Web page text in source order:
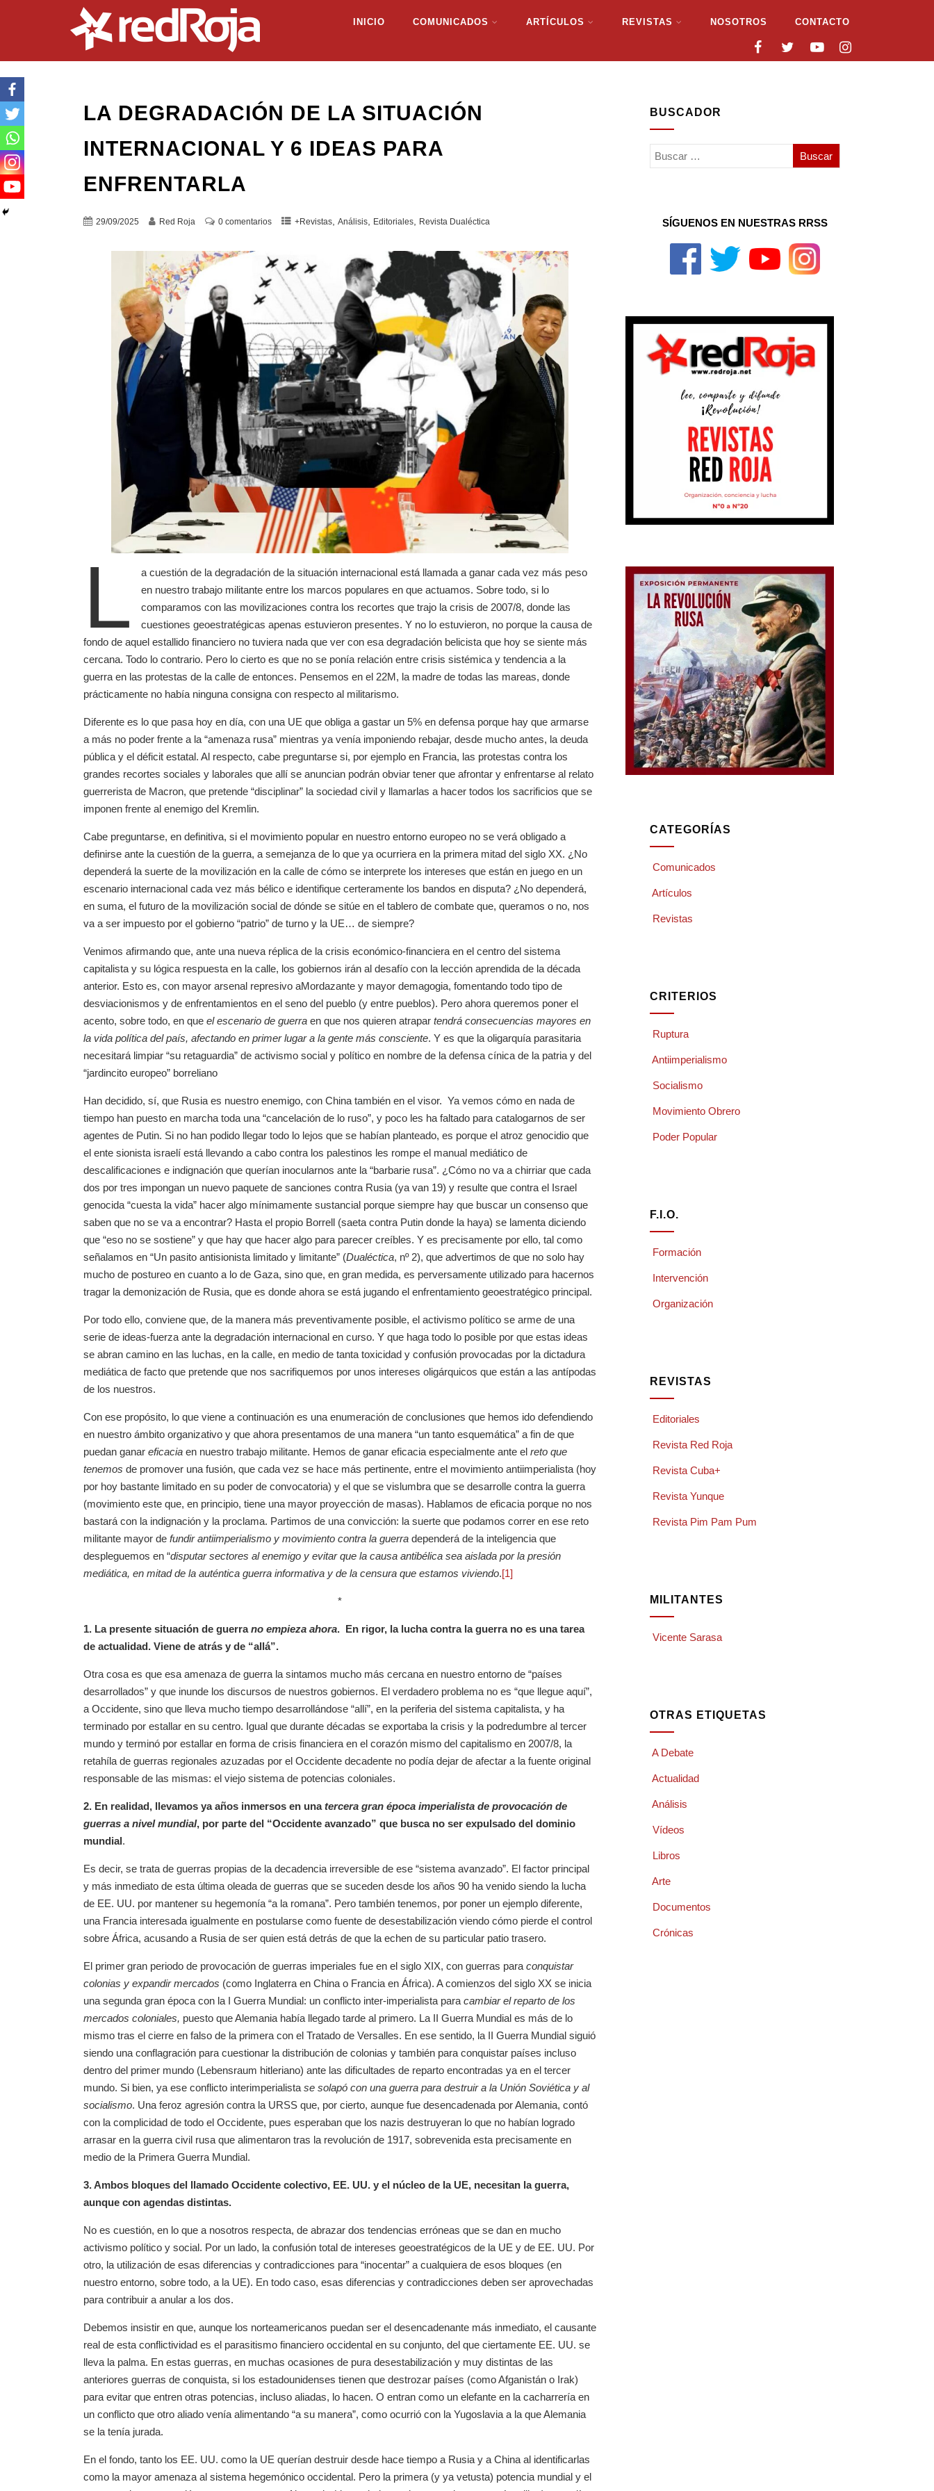
INICIO COMUNICADOS ARTÍCULOS REVISTAS NOSOTROS CONTACTO
LA DEGRADACIÓN DE LA SITUACIÓN
INTERNACIONAL Y 6 IDEAS PARA
ENFRENTARLA
29/09/2025 Red Roja 0 comentarios +Revistas ,Análisis Editoriales Revista Dualéctica
L
a cuestión de la degradación de la situación internacional está llamada a ganar cada vez más peso
en nuestro trabajo militante entre los marcos populares en que actuamos. Sobre todo, si lo
comparamos con las movilizaciones contra los recortes que trajo la crisis de 2007/8, donde las
cuestiones geoestratégicas apenas estuvieron presentes. Y no lo estuvieron, no porque la causa de
fondo de aquel estallido financiero no tuviera nada que ver con esa degradación belicista que hoy se siente más
cercana. Todo lo contrario. Pero lo cierto es que no se ponía relación entre crisis sistémica y tendencia a la
guerra en las protestas de la calle de entonces. Pensemos en el 22M, la madre de todas las mareas, donde
prácticamente no había ninguna consigna con respecto al militarismo.
Diferente es lo que pasa hoy en día, con una UE que obliga a gastar un 5% en defensa porque hay que armarse
a más no poder frente a la “amenaza rusa” mientras ya venía imponiendo rebajar, desde mucho antes, la deuda
pública y el déficit estatal. Al respecto, cabe preguntarse si, por ejemplo en Francia, las protestas contra los
grandes recortes sociales y laborales que allí se anuncian podrán obviar tener que afrontar y enfrentarse al relato
guerrerista de Macron, que pretende “disciplinar” la sociedad civil y llamarlas a hacer todos los sacrificios que se
imponen frente al enemigo del Kremlin.
Cabe preguntarse, en definitiva, si el movimiento popular en nuestro entorno europeo no se verá obligado a
definirse ante la cuestión de la guerra, a semejanza de lo que ya ocurriera en la primera mitad del siglo XX. ¿No
dependerá la suerte de la movilización en la calle de cómo se interprete los intereses que están en juego en un
escenario internacional cada vez más bélico e identifique certeramente los bandos en disputa? ¿No dependerá,
en suma, el futuro de la movilización social de dónde se sitúe en el tablero de combate que, queramos o no, nos
va a ser impuesto por el gobierno “patrio” de turno y la UE… de siempre?
Venimos afirmando que, ante una nueva réplica de la crisis económico-financiera en el centro del sistema
capitalista y su lógica respuesta en la calle, los gobiernos irán al desafío con la lección aprendida de la década
anterior. Esto es, con mayor arsenal represivo aMordazante y mayor demagogia, fomentando todo tipo de
desviacionismos y de enfrentamientos en el seno del pueblo (y entre pueblos). Pero ahora queremos poner el
acento, sobre todo, en que el escenario de guerra en que nos quieren atrapartendrá consecuencias mayores en
la vida política del país, afectando en primer lugar a la gente más consciente. Y es que la oligarquía parasitaria
necesitará limpiar “su retaguardia” de activismo social y político en nombre de la defensa cínica de la patria y del
“jardincito europeo” borreliano
Han decidido, sí, que Rusia es nuestro enemigo, con China también en el visor. Ya vemos cómo en nada de
tiempo han puesto en marcha toda una “cancelación de lo ruso”, y poco les ha faltado para catalogarnos de ser
agentes de Putin. Si no han podido llegar todo lo lejos que se habían planteado, es porque el atroz genocidio que
el ente sionista israelí está llevando a cabo contra los palestinos les rompe el manual mediático de
descalificaciones e indignación que querían inocularnos ante la “barbarie rusa”. ¿Cómo no va a chirriar que cada
dos por tres impongan un nuevo paquete de sanciones contra Rusia (ya van 19) y resulte que contra el Israel
genocida “cuesta la vida” hacer algo mínimamente sustancial porque siempre hay que buscar un consenso que
saben que no se va a encontrar? Hasta el propio Borrell (saeta contra Putin donde la haya) se lamenta diciendo
que “eso no se sostiene” y que hay que hacer algo para parecer creíbles. Y es precisamente por ello, tal como
señalamos en “Un pasito antisionista limitado y limitante” (Dualéctica, nº 2), que advertimos de que no solo hay
mucho de postureo en cuanto a lo de Gaza, sino que, en gran medida, es perversamente utilizado para hacernos
tragar la demonización de Rusia, que es donde ahora se está jugando el enfrentamiento geoestratégico principal.
Por todo ello, conviene que, de la manera más preventivamente posible, el activismo político se arme de una
serie de ideas-fuerza ante la degradación internacional en curso. Y que haga todo lo posible por que estas ideas
se abran camino en las luchas, en la calle, en medio de tanta toxicidad y confusión provocadas por la dictadura
mediática de facto que pretende que nos sacrifiquemos por unos intereses oligárquicos que están a las antípodas
de los nuestros.
Con ese propósito, lo que viene a continuación es una enumeración de conclusiones que hemos ido defendiendo
en nuestro ámbito organizativo y que ahora presentamos de una manera “un tanto esquemática” a fin de que
puedan ganareficacia en nuestro trabajo militante. Hemos de ganar eficacia especialmente ante elreto que
tenemos de promover una fusión, que cada vez se hace más pertinente, entre el movimiento antiimperialista (hoy
por hoy bastante limitado en su poder de convocatoria) y el que se vislumbra que se desarrolle contra la guerra
(movimiento este que, en principio, tiene una mayor proyección de masas). Hablamos de eficacia porque no nos
bastará con la indignación y la proclama. Partimos de una convicción: la suerte que podamos correr en ese reto
militante mayor defundir antiimperialismo y movimiento contra la guerra dependerá de la inteligencia que
despleguemos en “disputar sectores al enemigo y evitar que la causa antibélica sea aislada por la presión
mediática, en mitad de la auténtica guerra informativa y de la censura que estamos viviendo.[1]
*
1. La presente situación de guerrano empieza ahora. En rigor, la lucha contra la guerra no es una tarea
de actualidad. Viene de atrás y de “allá”.
Otra cosa es que esa amenaza de guerra la sintamos mucho más cercana en nuestro entorno de “países
desarrollados” y que inunde los discursos de nuestros gobiernos. El verdadero problema no es “que llegue aquí”,
a Occidente, sino que lleva mucho tiempo desarrollándose “allí”, en la periferia del sistema capitalista, y ha
terminado por estallar en su centro. Igual que durante décadas se exportaba la crisis y la podredumbre al tercer
mundo y terminó por estallar en forma de crisis financiera en el corazón mismo del capitalismo en 2007/8, la
retahíla de guerras regionales azuzadas por el Occidente decadente no podía dejar de afectar a la fuente original
responsable de las mismas: el viejo sistema de potencias coloniales.
2. En realidad, llevamos ya años inmersos en unatercera gran época imperialista de provocación de
guerras a nivel mundial, por parte del “Occidente avanzado” que busca no ser expulsado del dominio
mundial.
Es decir, se trata de guerras propias de la decadencia irreversible de ese “sistema avanzado”. El factor principal
y más inmediato de esta última oleada de guerras que se suceden desde los años 90 ha venido siendo la lucha
de EE. UU. por mantener su hegemonía “a la romana”. Pero también tenemos, por poner un ejemplo diferente,
una Francia interesada igualmente en postularse como fuente de desestabilización viendo cómo pierde el control
sobre África, acusando a Rusia de ser quien está detrás de que la echen de su particular patio trasero.
El primer gran periodo de provocación de guerras imperiales fue en el siglo XIX, con guerras paraconquistar
colonias y expandir mercados (como Inglaterra en China o Francia en África). A comienzos del siglo XX se inicia
una segunda gran época con la I Guerra Mundial: un conflicto inter-imperialista paracambiar el reparto de los
mercados coloniales, puesto que Alemania había llegado tarde al primero. La II Guerra Mundial es más de lo
mismo tras el cierre en falso de la primera con el Tratado de Versalles. En ese sentido, la II Guerra Mundial siguió
siendo una conflagración para cuestionar la distribución de colonias y también para conquistar países incluso
dentro del primer mundo (Lebensraum hitleriano) ante las dificultades de reparto encontradas ya en el tercer
mundo. Si bien, ya ese conflicto interimperialistase solapó con una guerra para destruir a la Unión Soviética y al
socialismo. Una feroz agresión contra la URSS que, por cierto, aunque fue desencadenada por Alemania, contó
con la complicidad de todo el Occidente, pues esperaban que los nazis destruyeran lo que no habían logrado
arrasar en la guerra civil rusa que alimentaron tras la revolución de 1917, sobrevenida esta precisamente en
medio de la Primera Guerra Mundial.
3. Ambos bloques del llamado Occidente colectivo, EE. UU. y el núcleo de la UE, necesitan la guerra,
aunque con agendas distintas.
No es cuestión, en lo que a nosotros respecta, de abrazar dos tendencias erróneas que se dan en mucho
activismo político y social. Por un lado, la confusión total de intereses geoestratégicos de la UE y de EE. UU. Por
otro, la utilización de esas diferencias y contradicciones para “inocentar” a cualquiera de esos bloques (en
nuestro entorno, sobre todo, a la UE). En todo caso, esas diferencias y contradicciones deben ser aprovechadas
para contribuir a anular a los dos.
Debemos insistir en que, aunque los norteamericanos puedan ser el desencadenante más inmediato, el causante
real de esta conflictividad es el parasitismo financiero occidental en su conjunto, del que ciertamente EE. UU. se
lleva la palma. En estas guerras, en muchas ocasiones de pura desestabilización y muy distintas de las
anteriores guerras de conquista, si los estadounidenses tienen que destrozar países (como Afganistán o Irak)
para evitar que entren otras potencias, incluso aliadas, lo hacen. O entran como un elefante en la cacharrería en
un conflicto que otro aliado venía alimentando “a su manera”, como ocurrió con la Yugoslavia a la que Alemania
se la tenía jurada.
En el fondo, tanto los EE. UU. como la UE querían destruir desde hace tiempo a Rusia y a China al identificarlas
como la mayor amenaza al sistema hegemónico occidental. Pero la primera (y ya vetusta) potencia mundial y el
BUSCADOR
SÍGUENOS EN NUESTRAS RRSS
CATEGORÍAS
Comunicados
Artículos
Revistas
CRITERIOS
Ruptura
Antiimperialismo
Socialismo
Movimiento Obrero
Poder Popular
F.I.O.
Formación
Intervención
Organización
REVISTAS
Editoriales
Revista Red Roja
Revista Cuba+
Revista Yunque
Revista Pim Pam Pum
MILITANTES
Vicente Sarasa
OTRAS ETIQUETAS
A Debate
Actualidad
Análisis
Vídeos
Libros
Arte
Documentos
Crónicas